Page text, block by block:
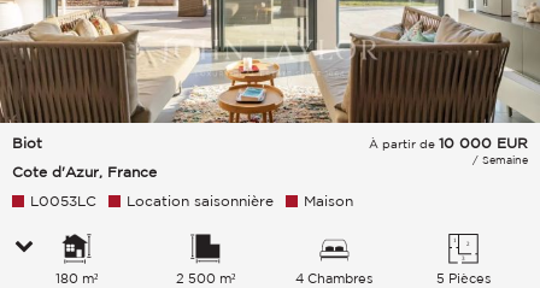
Biot
Cote d'Azur, France
À partir de 10 000 EUR
/ Semaine
L0053LC Location saisonnière Maison
180 m² 2 500 m² 4 Chambres 5 Pièces